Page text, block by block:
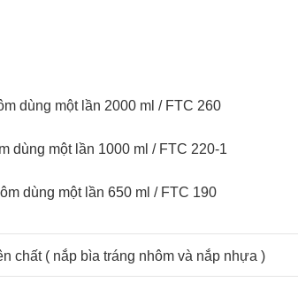
dùng một lần 2000 ml / FTC 260
dùng một lần 1000 ml / FTC 220-1
dùng một lần 650 ml / FTC 190
chất ( nắp bìa tráng nhôm và nắp nhựa )